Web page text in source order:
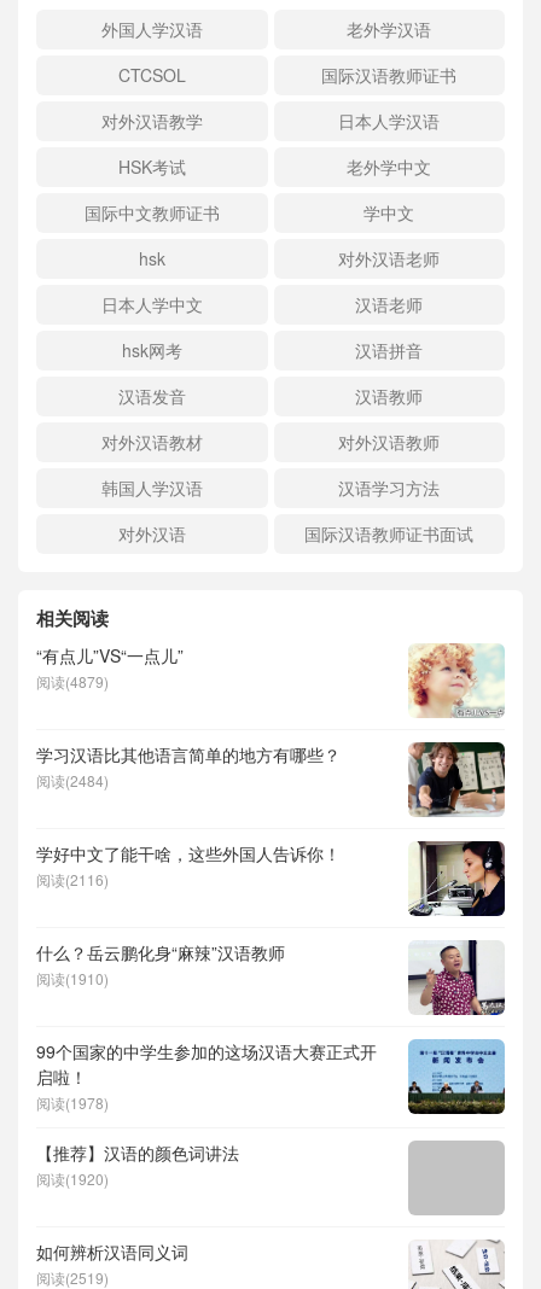
外国人学汉语
老外学汉语
CTCSOL
国际汉语教师证书
对外汉语教学
日本人学汉语
HSK考试
老外学中文
国际中文教师证书
学中文
hsk
对外汉语老师
日本人学中文
汉语老师
hsk网考
汉语拼音
汉语发音
汉语教师
对外汉语教材
对外汉语教师
韩国人学汉语
汉语学习方法
对外汉语
国际汉语教师证书面试
相关阅读
“有点儿”VS“一点儿”
阅读(4879)
学习汉语比其他语言简单的地方有哪些？
阅读(2484)
学好中文了能干啥，这些外国人告诉你！
阅读(2116)
什么？岳云鹏化身“麻辣”汉语教师
阅读(1910)
99个国家的中学生参加的这场汉语大赛正式开
启啦！
阅读(1978)
【推荐】汉语的颜色词讲法
阅读(1920)
如何辨析汉语同义词
阅读(2519)